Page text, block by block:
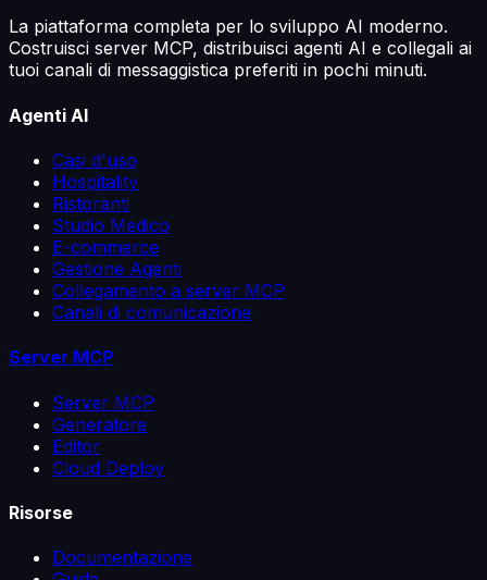
La piattaforma completa per lo sviluppo AI moderno.
Costruisci server MCP, distribuisci agenti AI e collegali ai
tuoi canali di messaggistica preferiti in pochi minuti.
Agenti AI
Casi d'uso
Hospitality
Ristoranti
Studio Medico
E-commerce
Gestione Agenti
Collegamento a server MCP
Canali di comunicazione
Server MCP
Server MCP
Generatore
Editor
Cloud Deploy
Risorse
Documentazione